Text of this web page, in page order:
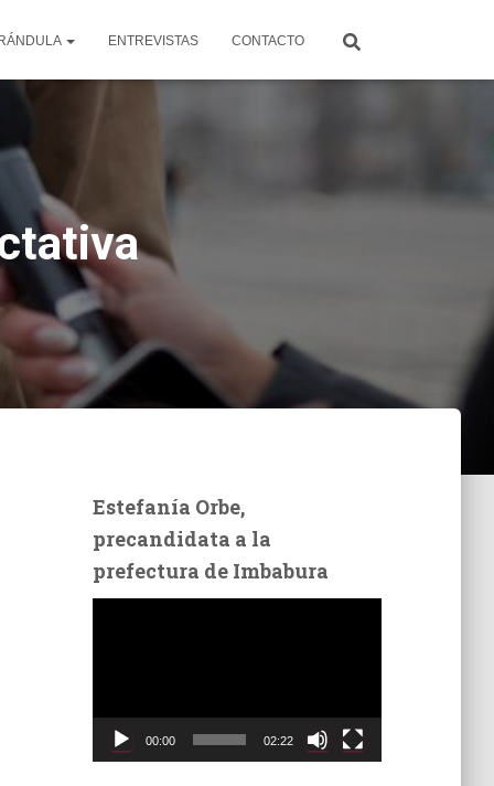
ENTREVISTAS CONTACTO
Estefanía Orbe,
precandidata a la
prefectura de Imbabura
00:00 02:22